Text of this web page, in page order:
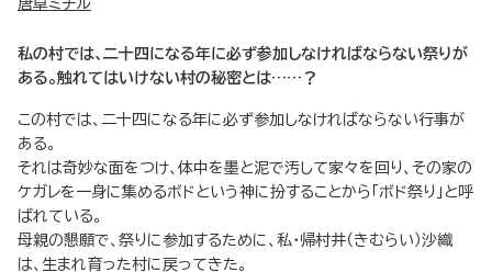
唐草ミチル
私の村では、二十四になる年に必ず参加しなければならない祭りが
ある。触れてはいけない村の秘密とは……？
この村では、二十四になる年に必ず参加しなければならない行事が
ある。
それは奇妙な面をつけ、体中を墨と泥で汚して家々を回り、その家の
ケガレを一身に集めるボドという神に扮することから「ボド祭り」と呼
ばれている。
母親の懇願で、祭りに参加するために、私・帰村井（きむらい）沙織
は、生まれ育った村に戻ってきた。